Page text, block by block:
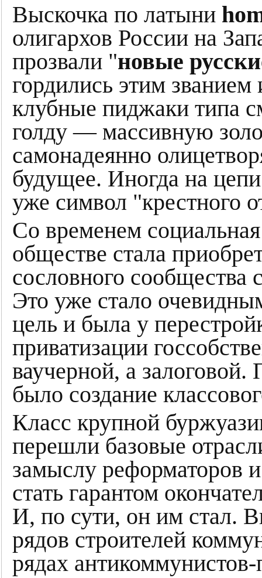
Выскочка по латыни
олигархов России на
прозвали "новые
гордились этим
клубные пиджаки типа
голду — массивную
самонадеянно
будущее. Иногда на
уже символ "крестного
Со временем
обществе стала
сословного сообщества
Это уже стало
цель и была у
приватизации
ваучерной, а
было создание
Класс крупной
перешли базовые
замыслу реформаторов
стать гарантом
И, по сути, он им стал.
рядов строителей
рядах антикоммунистов-